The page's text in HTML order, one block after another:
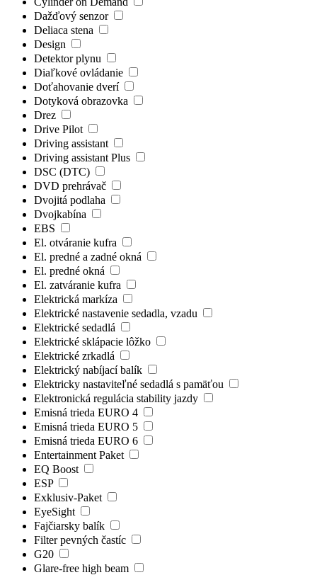
Dažďový senzor
Deliaca stena
Design
Detektor plynu
Diaľkové ovládanie
Doťahovanie dverí
Dotyková obrazovka
Drez
Drive Pilot
Driving assistant
Driving assistant Plus
DSC (DTC)
DVD prehrávač
Dvojitá podlaha
Dvojkabína
EBS
El. otváranie kufra
El. predné a zadné okná
El. predné okná
El. zatváranie kufra
Elektrická markíza
Elektrické nastavenie sedadla, vzadu
Elektrické sedadlá
Elektrické sklápacie lôžko
Elektrické zrkadlá
Elektrický nabíjací balík
Elektricky nastaviteľné sedadlá s pamäťou
Elektronická regulácia stability jazdy
Emisná trieda EURO 4
Emisná trieda EURO 5
Emisná trieda EURO 6
Entertainment Paket
EQ Boost
ESP
Exklusiv-Paket
EyeSight
Fajčiarsky balík
Filter pevných častíc
G20
Glare-free high beam